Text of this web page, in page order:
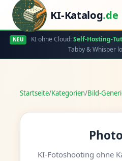
KI-Katalog.de
NEU KI ohne Cloud:Self-Hosting-
Tabby & Whisper
Startseite/Kategorien/Bild-
KI-Fotoshooting ohne